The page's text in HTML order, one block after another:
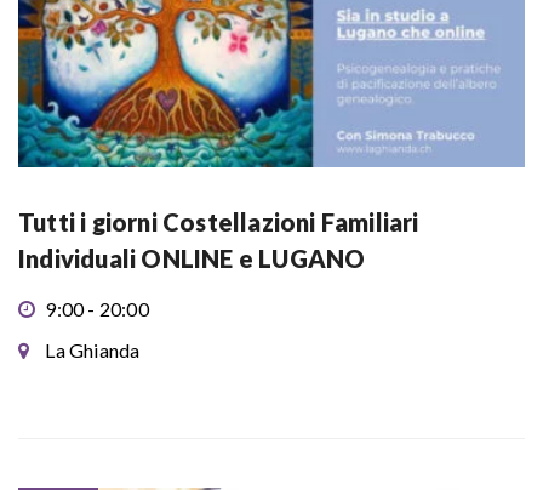
Tutti i giorni Costellazioni Familiari
Individuali ONLINE e LUGANO
9:00 - 20:00
La Ghianda